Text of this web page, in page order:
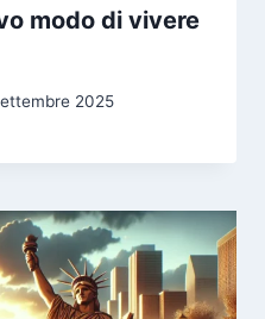
modo di vivere
2025